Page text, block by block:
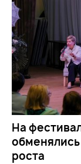
На
роста